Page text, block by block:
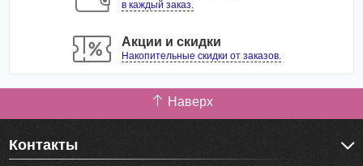
в каждый заказ.
Акции и скидки
Накопительные скидки от заказов.
Наверх
Контакты